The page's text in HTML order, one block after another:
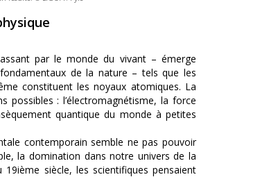
par le monde du vivant – émerge
de la nature – tels que les
constituent les noyaux atomiques. La
possibles : l’électromagnétisme, la force
quantique du monde à petites
contemporain semble ne pas pouvoir
la domination dans notre univers de la
siècle, les scientifiques pensaient